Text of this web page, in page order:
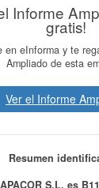
Informe
gratis!
en eInforma y te
Ampliado de esta
Ver el Informe
Resumen
S.L. es